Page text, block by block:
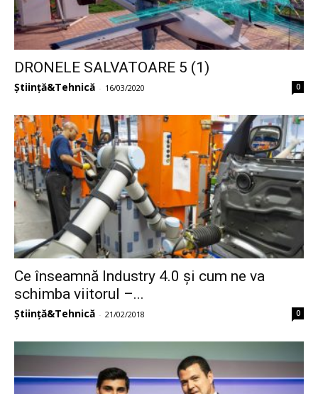
DRONELE SALVATOARE 5 (1)
Știință&Tehnică - 16/03/2020 0
Ce înseamnă Industry 4.0 și cum ne va
schimba viitorul –...
Știință&Tehnică - 21/02/2018 0